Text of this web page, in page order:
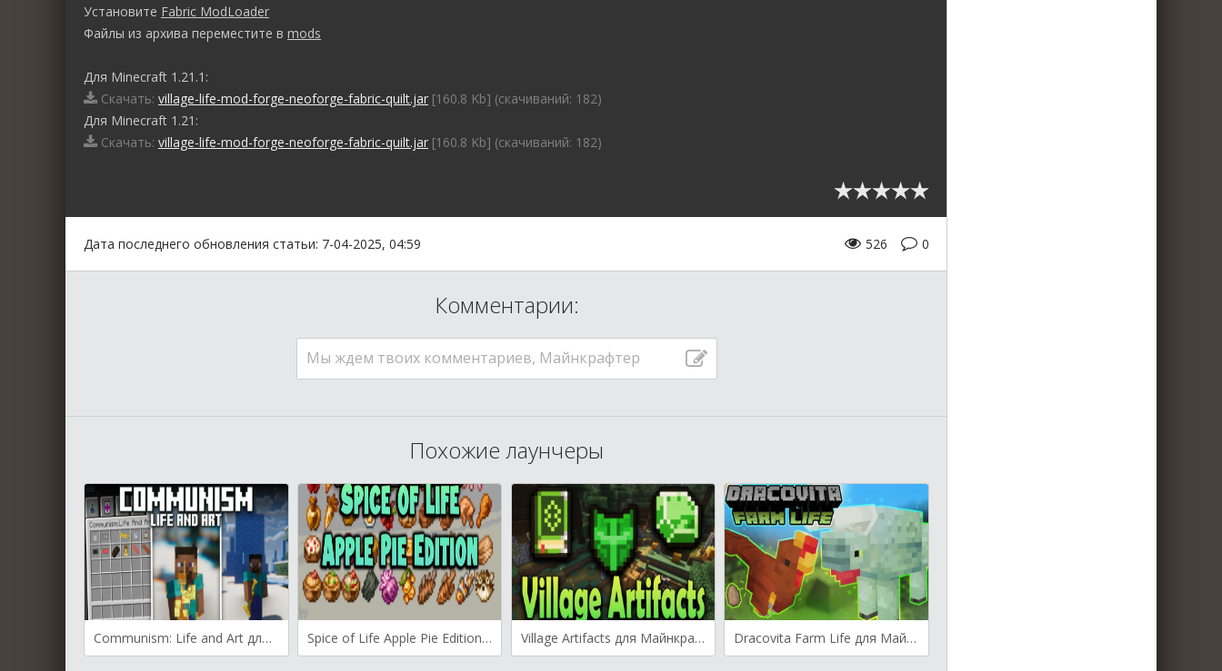
Установите Fabric ModLoader
Файлы из архива переместите в mods
Для Minecraft 1.21.1:
Скачать: village-life-mod-forge-neoforge-fabric-quilt.jar [160.8 Kb] (cкачиваний: 182)
Для Minecraft 1.21:
Скачать: village-life-mod-forge-neoforge-fabric-quilt.jar [160.8 Kb] (cкачиваний: 182)
Дата последнего обновления статьи: 7-04-2025, 04:59 0
526
Комментарии:
Мы ждем твоих комментариев, Майнкрафтер
Похожие лаунчеры
Communism: Life and Art для Майнкрафт [1.20.1, 1.16.5, 1.12.2] Spice of Life Apple Pie Edition для Майнкрафт [1.20.1, 1.20, 1.19.2] Village Artifacts для Майнкрафт [1.19.4, 1.19.2, 1.19.1] Dracovita Farm Life для Майнкрафт 1.18.2